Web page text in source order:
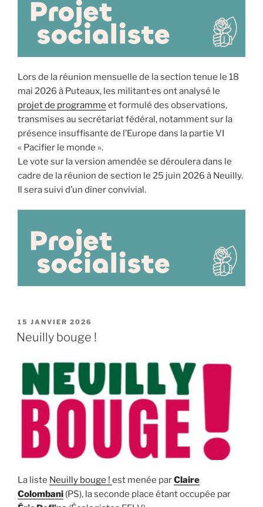
Lors de la réunion mensuelle de la section tenue le 18
mai 2026 à Puteaux, les militant·es ont analysé le
projet de programme et formulé des observations,
transmises au secrétariat fédéral, notamment sur la
présence insuffisante de l’Europe dans la partie VI
« Pacifier le monde ».
Le vote sur la version amendée se déroulera dans le
cadre de la réunion de section le 25 juin 2026 à Neuilly.
Il sera suivi d’un dîner convivial.
PUBLIÉ
LE
15 JANVIER 2026
Neuilly bouge !
La liste Neuilly bouge ! est menée parClaire
Colombani (PS), la seconde place étant occupée par